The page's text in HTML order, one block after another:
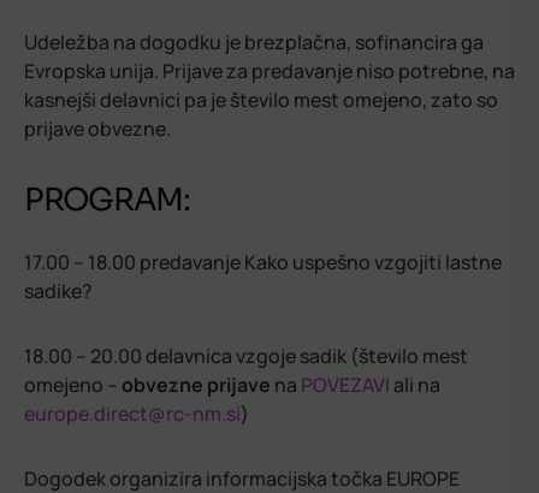
Udeležba na dogodku je brezplačna, sofinancira ga
Evropska unija. Prijave za predavanje niso potrebne, na
kasnejši delavnici pa je število mest omejeno, zato so
prijave obvezne.
PROGRAM:
17.00 – 18.00 predavanje Kako uspešno vzgojiti lastne
sadike?
18.00 – 20.00 delavnica vzgoje sadik (število mest
omejeno – obvezne prijave na POVEZAVI ali na
europe.direct@rc-nm.si)
Dogodek organizira informacijska točka EUROPE